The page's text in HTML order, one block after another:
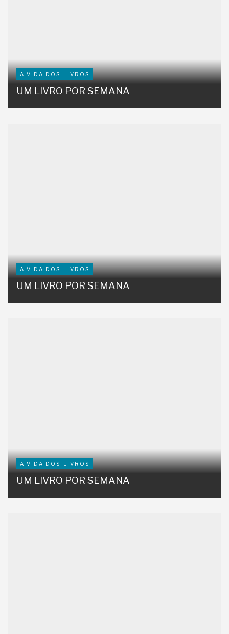
A VIDA DOS LIVROS
UM LIVRO POR SEMANA
A VIDA DOS LIVROS
UM LIVRO POR SEMANA
A VIDA DOS LIVROS
UM LIVRO POR SEMANA